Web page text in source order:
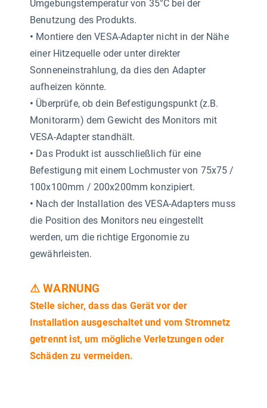
Umgebungstemperatur von 35°C bei der
Benutzung des Produkts.
• Montiere den VESA-Adapter nicht in der Nähe
einer Hitzequelle oder unter direkter
Sonneneinstrahlung, da dies den Adapter
aufheizen könnte.
• Überprüfe, ob dein Befestigungspunkt (z.B.
Monitorarm) dem Gewicht des Monitors mit
VESA-Adapter standhält.
• Das Produkt ist ausschließlich für eine
Befestigung mit einem Lochmuster von 75x75 /
100x100mm / 200x200mm konzipiert.
• Nach der Installation des VESA-Adapters muss
die Position des Monitors neu eingestellt
werden, um die richtige Ergonomie zu
gewährleisten.
⚠ WARNUNG
Stelle sicher, dass das Gerät vor der
Installation ausgeschaltet und vom Stromnetz
getrennt ist, um mögliche Verletzungen oder
Schäden zu vermeiden.